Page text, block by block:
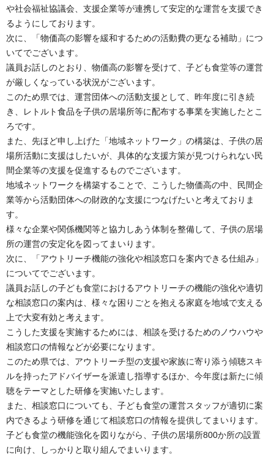
や社会福祉協議会、支援企業等が連携して安定的な運営を支援でき
るようにしております。
次に、「物価高の影響を緩和するための活動費の更なる補助」につ
いてでございます。
議員お話しのとおり、物価高の影響を受けて、子ども食堂等の運営
が厳しくなっている状況がございます。
このため県では、運営団体への活動支援として、昨年度に引き続
き、レトルト食品を子供の居場所等に配布する事業を実施したとこ
ろです。
また、先ほど申し上げた「地域ネットワーク」の構築は、子供の居
場所活動に支援はしたいが、具体的な支援方策が見つけられない民
間企業等の支援を促進するものでございます。
地域ネットワークを構築することで、こうした物価高の中、民間企
業等から活動団体への財政的な支援につなげたいと考えておりま
す。
様々な企業や関係機関等と協力しあう体制を整備して、子供の居場
所の運営の安定化を図ってまいります。
次に、「アウトリーチ機能の強化や相談窓口を案内できる仕組み」
についてでございます。
議員お話しの子ども食堂におけるアウトリーチの機能の強化や適切
な相談窓口の案内は、様々な困りごとを抱える家庭を地域で支える
上で大変有効と考えます。
こうした支援を実施するためには、相談を受けるためのノウハウや
相談窓口の情報などが必要になります。
このため県では、アウトリーチ型の支援や家族に寄り添う傾聴スキ
ルを持ったアドバイザーを派遣し指導するほか、今年度は新たに傾
聴をテーマとした研修を実施いたします。
また、相談窓口についても、子ども食堂の運営スタッフが適切に案
内できるよう研修を通じて相談窓口の情報を提供してまいります。
子ども食堂の機能強化を図りながら、子供の居場所800か所の設置
に向け、しっかりと取り組んでまいります。